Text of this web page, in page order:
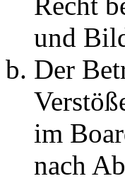
und
Der
im
nach